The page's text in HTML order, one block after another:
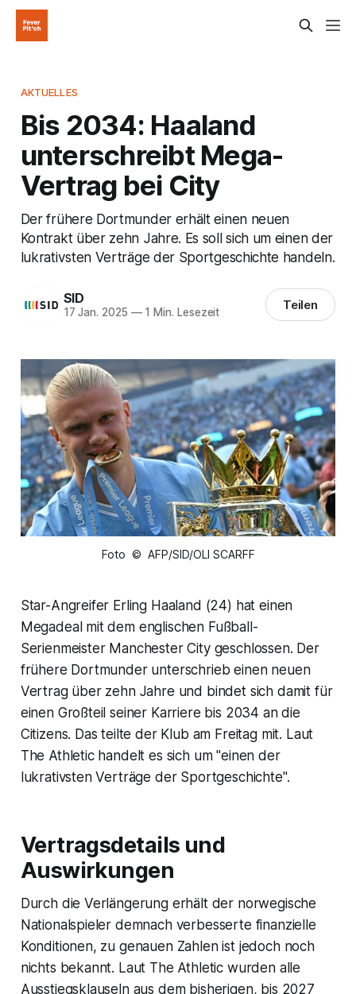
AKTUELLES
Bis 2034: Haaland
unterschreibt Mega-
Vertrag bei City
Der frühere Dortmunder erhält einen neuen
Kontrakt über zehn Jahre. Es soll sich um einen der
lukrativsten Verträge der Sportgeschichte handeln.
SID
17 Jan. 2025 —1 Min. Lesezeit Teilen
Foto © AFP/SID/OLI SCARFF
Star-Angreifer Erling Haaland (24) hat einen
Megadeal mit dem englischen Fußball-
Serienmeister Manchester City geschlossen. Der
frühere Dortmunder unterschrieb einen neuen
Vertrag über zehn Jahre und bindet sich damit für
einen Großteil seiner Karriere bis 2034 an die
Citizens. Das teilte der Klub am Freitag mit. Laut
The Athletic handelt es sich um "einen der
lukrativsten Verträge der Sportgeschichte".
Vertragsdetails und
Auswirkungen
Durch die Verlängerung erhält der norwegische
Nationalspieler demnach verbesserte finanzielle
Konditionen, zu genauen Zahlen ist jedoch noch
nichts bekannt. Laut The Athletic wurden alle
Ausstiegsklauseln aus dem bisherigen, bis 2027